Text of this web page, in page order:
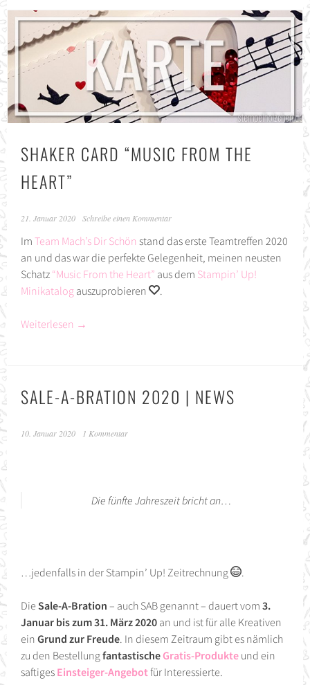
SHAKER CARD “MUSIC FROM THE
HEART”
21. Januar 2020 Schreibe einen Kommentar
ImTeam Mach’s Dir Schön stand das erste Teamtreffen 2020
an und das war die perfekte Gelegenheit, meinen neusten
Schatz “Music From the Heart” aus dem Stampin’ Up!
Minikatalog auszuprobieren .
Weiterlesen →
SALE-A-BRATION 2020 | NEWS
10. Januar 2020 1 Kommentar
Die fünfte Jahreszeit bricht an…
…jedenfalls in der Stampin’ Up! Zeitrechnung .
DieSale-A-Bration – auch SAB genannt – dauert vom3.
Januar bis zum 31. März 2020 an und ist für alle Kreativen
einGrund zur Freude. In diesem Zeitraum gibt es nämlich
zu den Bestellungfantastische Gratis-Produkte und ein
saftiges Einsteiger-Angebotfür Interessierte.